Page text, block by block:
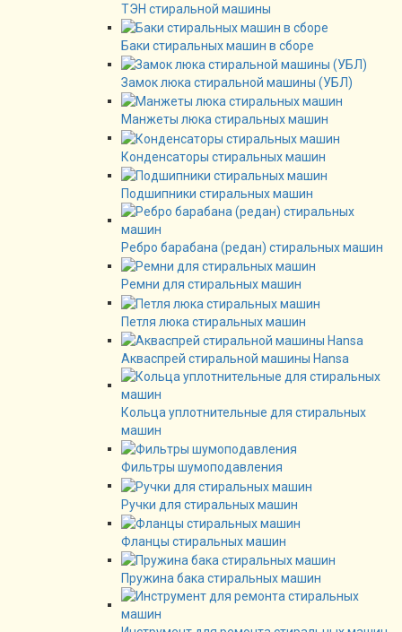
ТЭН стиральной машины
Баки стиральных машин в сборе
Замок люка стиральной машины (УБЛ)
Манжеты люка стиральных машин
Конденсаторы стиральных машин
Подшипники стиральных машин
Ребро барабана (редан) стиральных машин
Ремни для стиральных машин
Петля люка стиральных машин
Акваспрей стиральной машины Hansa
Кольца уплотнительные для стиральных
машин
Фильтры шумоподавления
Ручки для стиральных машин
Фланцы стиральных машин
Пружина бака стиральных машин